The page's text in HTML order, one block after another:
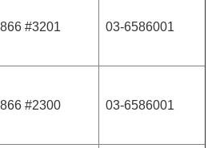
#3201 03-6586001
#2300 03-6586001